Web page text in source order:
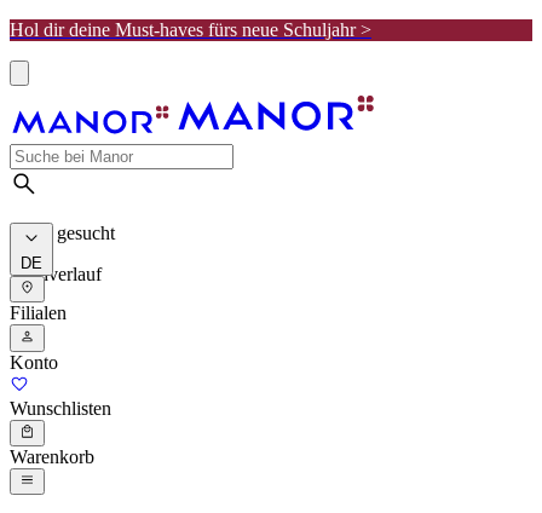
Hol dir deine Must-haves fürs neue Schuljahr >
Meist gesucht
Suchverlauf
DE
Filialen
Konto
Wunschlisten
Warenkorb